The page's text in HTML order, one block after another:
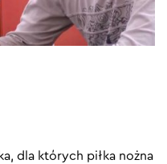
dla których piłka nożna